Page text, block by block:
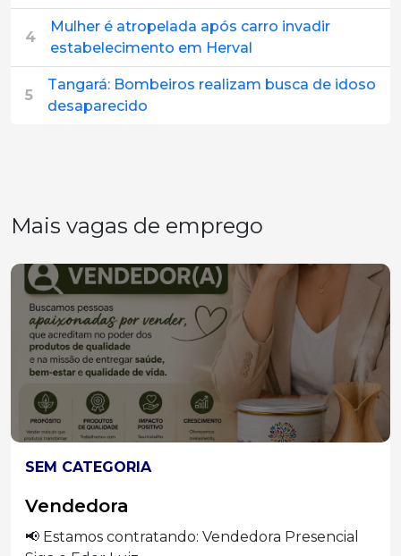
4
Mulher é atropelada após carro invadir
estabelecimento em Herval
5
Tangará: Bombeiros realizam busca de idoso
desaparecido
Mais vagas de emprego
SEM CATEGORIA
Vendedora
📢 Estamos contratando: Vendedora Presencial